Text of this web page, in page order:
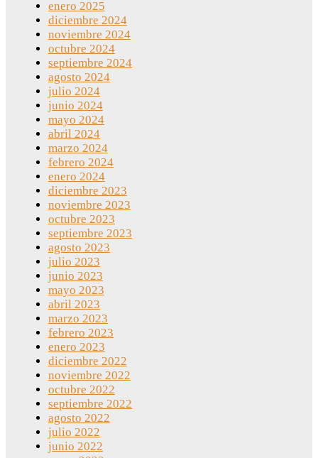
enero 2025
diciembre 2024
noviembre 2024
octubre 2024
septiembre 2024
agosto 2024
julio 2024
junio 2024
mayo 2024
abril 2024
marzo 2024
febrero 2024
enero 2024
diciembre 2023
noviembre 2023
octubre 2023
septiembre 2023
agosto 2023
julio 2023
junio 2023
mayo 2023
abril 2023
marzo 2023
febrero 2023
enero 2023
diciembre 2022
noviembre 2022
octubre 2022
septiembre 2022
agosto 2022
julio 2022
junio 2022